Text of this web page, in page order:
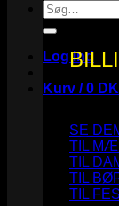
Søg
efter:
Log ind
Kurv /0
Ingen
SE
TIL
TIL
TIL
TIL